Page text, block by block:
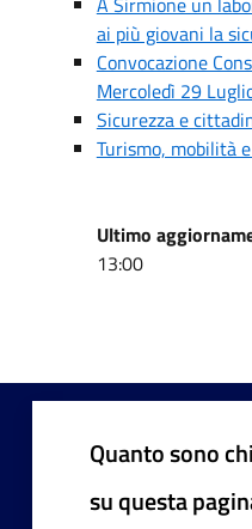
ai più giovani la
Convocazione
Mercoledì 29
Sicurezza e
Turismo, mobilità
Ultimo
13:00
Quanto sono
su questa